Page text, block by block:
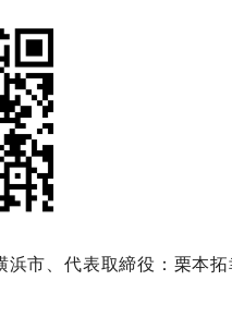
市、代表取締役：栗本